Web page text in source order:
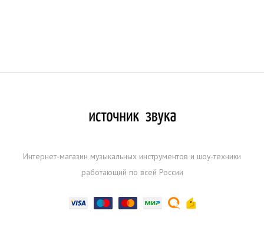
Интернет-магазин музыкальных инструментов и шоу-техники
работающий по всей России